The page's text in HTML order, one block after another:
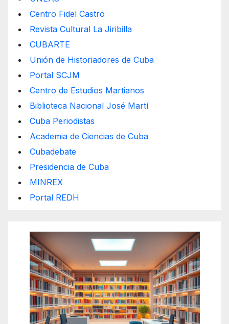
Centro Fidel Castro
Revista Cultural La Jiribilla
CUBARTE
Unión de Historiadores de Cuba
Portal SCJM
Centro de Estudios Martianos
Biblioteca Nacional José Martí
Cuba Periodistas
Academia de Ciencias de Cuba
Cubadebate
Presidencia de Cuba
MINREX
Portal REDH